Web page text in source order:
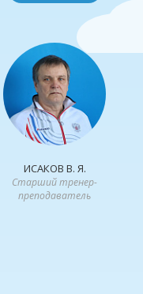
ИСАКОВ В. Я.
Старший тренер-
преподаватель